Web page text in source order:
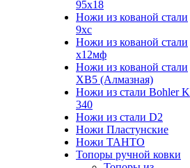
95х18
Ножи из кованой стали
9хс
Ножи из кованой стали
х12мф
Ножи из кованой стали
ХВ5 (Алмазная)
Ножи из стали Bohler K
340
Ножи из стали D2
Ножи Пластунские
Ножи ТАНТО
Топоры ручной ковки